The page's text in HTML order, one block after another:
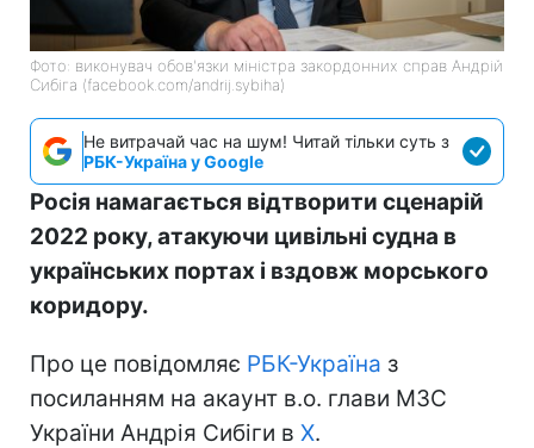
Фото: виконувач обов'язки міністра закордонних справ Андрій
Сибіга (facebook.com/andrij.sybiha)
Не витрачай час на шум! Читай тільки суть з
РБК-Україна у Google
Росія намагається відтворити сценарій
2022 року, атакуючи цивільні судна в
українських портах і вздовж морського
коридору.
Про це повідомляє РБК-Україна з
посиланням на акаунт в.о. глави МЗС
України Андрія Сибіги в Х.